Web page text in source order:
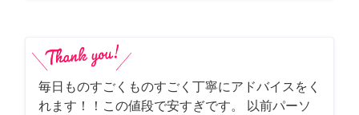
毎日ものすごくものすごく丁寧にアドバイスをく
れます！！この値段で安すぎです。 以前パーソ